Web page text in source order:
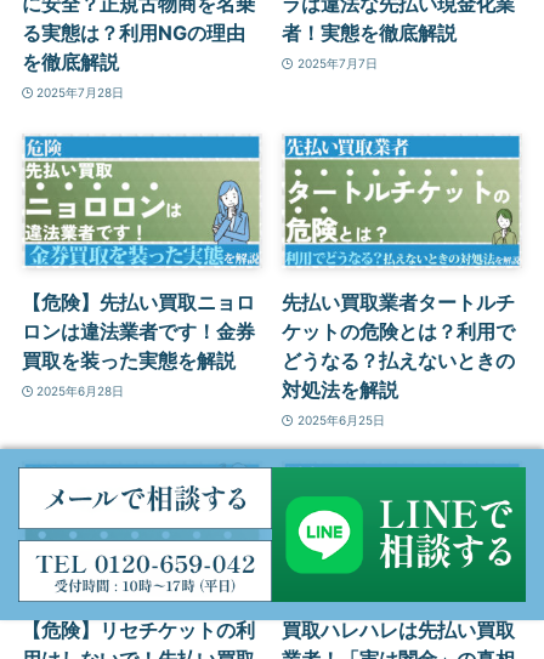
る実態は？利用NGの理由
を徹底解説
2025年7月28日
者！実態を徹底解説
2025年7月7日
【危険】先払い買取ニョロ
ロンは違法業者です！金券
買取を装った実態を解説
2025年6月28日
先払い買取業者タートルチ
ケットの危険とは？利用で
どうなる？払えないときの
対処法を解説
2025年6月25日
【危険】リセチケットの利
買取ハレハレは先払い買取